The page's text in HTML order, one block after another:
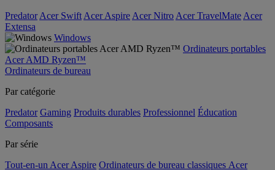
Predator Acer Swift Acer Aspire Acer Nitro Acer TravelMate Acer
Extensa
Windows
Ordinateurs portables
Acer AMD Ryzen™
Ordinateurs de bureau
Par catégorie
Predator Gaming Produits durables Professionnel Éducation
Composants
Par série
Tout-en-un Acer Aspire Ordinateurs de bureau classiques Acer